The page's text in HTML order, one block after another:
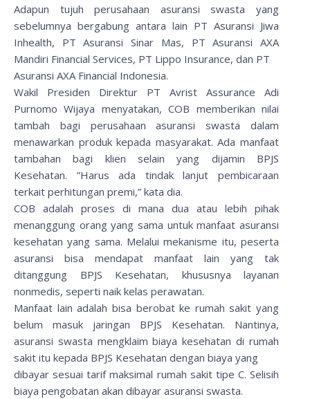
Adapun tujuh perusahaan asuransi swasta yang
sebelumnya bergabung antara lain PT Asuransi Jiwa
Inhealth, PT Asuransi Sinar Mas, PT Asuransi AXA
Mandiri Financial Services, PT Lippo Insurance, dan PT
Asuransi AXA Financial Indonesia.
Wakil Presiden Direktur PT Avrist Assurance Adi
Purnomo Wijaya menyatakan, COB memberikan nilai
tambah bagi perusahaan asuransi swasta dalam
menawarkan produk kepada masyarakat. Ada manfaat
tambahan bagi klien selain yang dijamin BPJS
Kesehatan. ”Harus ada tindak lanjut pembicaraan
terkait perhitungan premi,” kata dia.
COB adalah proses di mana dua atau lebih pihak
menanggung orang yang sama untuk manfaat asuransi
kesehatan yang sama. Melalui mekanisme itu, peserta
asuransi bisa mendapat manfaat lain yang tak
ditanggung BPJS Kesehatan, khususnya layanan
nonmedis, seperti naik kelas perawatan.
Manfaat lain adalah bisa berobat ke rumah sakit yang
belum masuk jaringan BPJS Kesehatan. Nantinya,
asuransi swasta mengklaim biaya kesehatan di rumah
sakit itu kepada BPJS Kesehatan dengan biaya yang
dibayar sesuai tarif maksimal rumah sakit tipe C. Selisih
biaya pengobatan akan dibayar asuransi swasta.